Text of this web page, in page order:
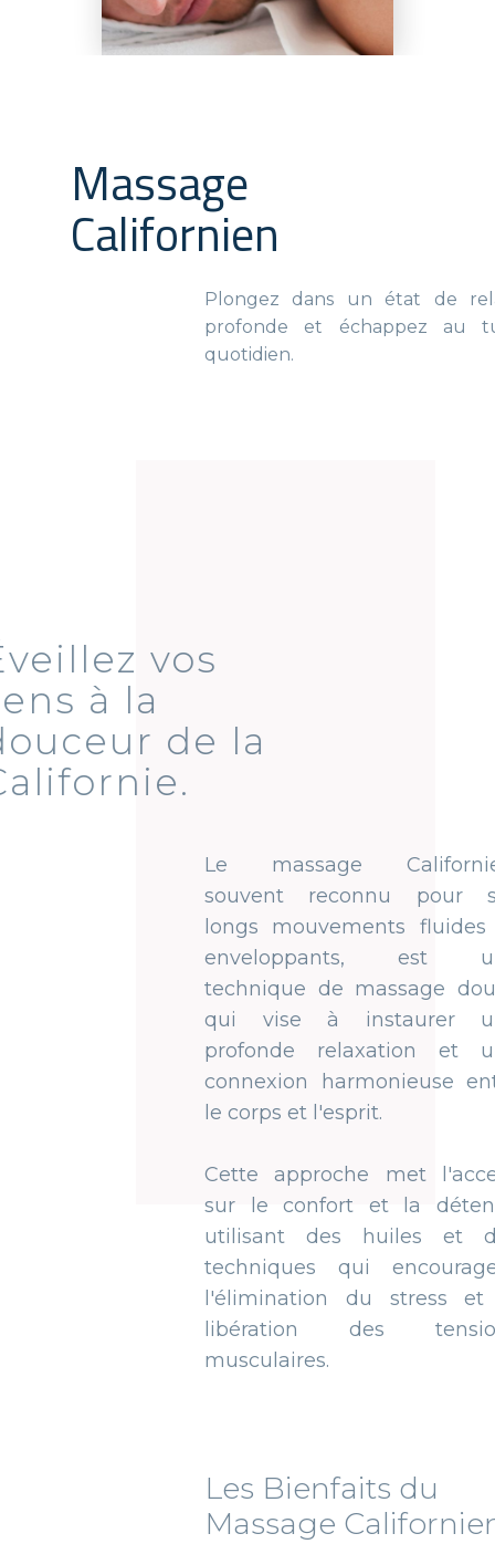
Massage
Californien
Plongez dans un état de relaxation
profonde et échappez au tumulte
Éveillez vos
sens à la
douceur de la
Californie.
Le massage Californien,
souvent reconnu pour ses
longs mouvements fluides et
enveloppants, est une
technique de massage douce
qui vise à instaurer une
profonde relaxation et une
connexion harmonieuse entre
le corps et l'esprit.
Cette approche met l'accent
sur le confort et la détente,
utilisant des huiles et des
techniques qui encouragent
l'élimination du stress et la
libération des tensions
Les Bienfaits ​du
Massage ​​​Californien